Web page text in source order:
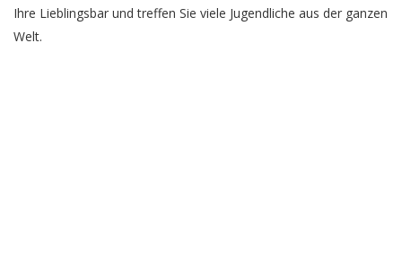
Ihre Lieblingsbar und treffen Sie viele Jugendliche aus der ganzen
Welt.